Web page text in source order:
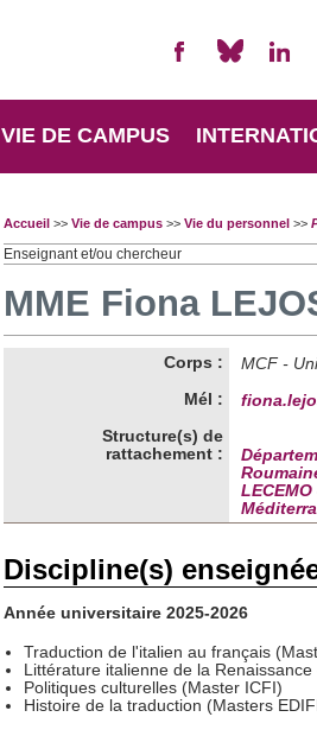
VIE DE CAMPUS
Accueil>> Vie de campus>> Vie du personnel>>
Enseignant et/ou chercheur
MME Fiona
Corps :
MCF -
Mél :
Structure(s) de
rattachement :
Discipline(s)
Année universitaire 2025-2026
Traduction de l'italien au français
Littérature italienne de la Renaissance
Politiques culturelles (Master ICFI)
Histoire de la traduction (Masters